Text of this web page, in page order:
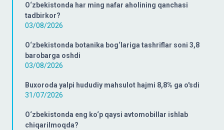
O‘zbekistonda har ming nafar aholining qanchasi
tadbirkor?
03/08/2026
O‘zbekistonda botanika bog‘lariga tashriflar soni 3,8
barobarga oshdi
03/08/2026
Buxoroda yalpi hududiy mahsulot hajmi 8,8% ga o'sdi
31/07/2026
O‘zbekistonda eng ko‘p qaysi avtomobillar ishlab
chiqarilmoqda?